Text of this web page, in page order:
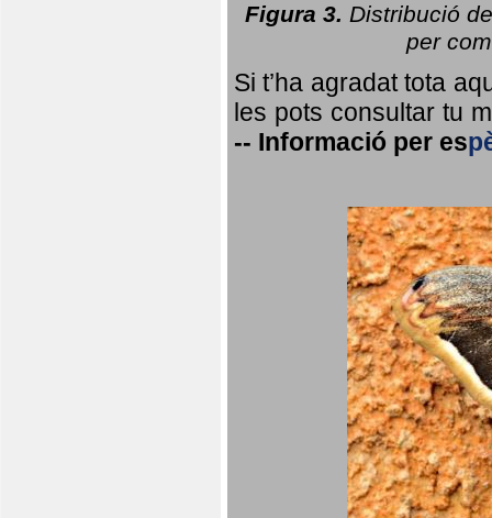
Figura 3. Distribució
per
Si t’ha agradat tota
les pots consultar tu
-- Informació per es